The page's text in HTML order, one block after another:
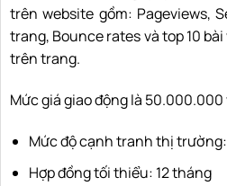
trên website gồm: Pageviews,
trang, Bounce rates và top 10
trên trang.
Mức giá giao động là
Mức độ cạnh tranh thị
Hợp đồng tối thiểu: 12 tháng